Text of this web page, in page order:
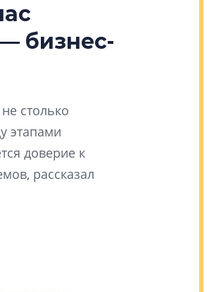
бизнес-
столько
этапами
доверие к
рассказал
от эпохи фальш-панелей
Центробанк: квартиры в домах
2020-2026 годов постройки на
9% дешевле строящихся
Центробанк: квартиры в домах